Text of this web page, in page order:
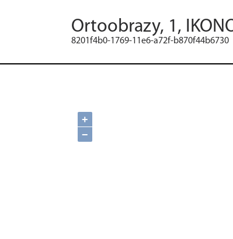
Ortoobrazy, 1,
8201f4b0-1769-11e6-a72f-b870f44b6730
+
−